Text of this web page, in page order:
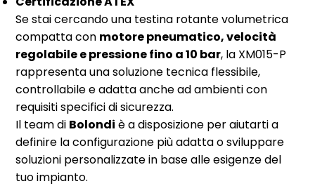
Se stai cercando una testina rotante volumetrica
compatta con motore pneumatico, velocità
regolabile e pressione fino a 10 bar, la XM015-P
rappresenta una soluzione tecnica flessibile,
controllabile e adatta anche ad ambienti con
requisiti specifici di sicurezza.
Il team di Bolondi è a disposizione per aiutarti a
definire la configurazione più adatta o sviluppare
soluzioni personalizzate in base alle esigenze del
tuo impianto.